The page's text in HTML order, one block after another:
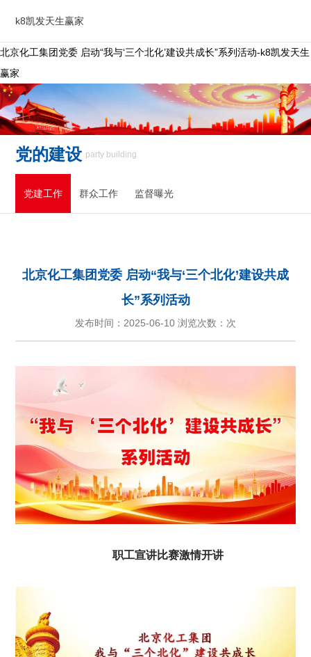
北京化工集团党委 启动“我与‘三个北化’建设共成长”系列活动-k8凯发天生
赢家
k8凯发天生赢家
党的建设 party building
党建工作 群众工作 监督曝光
北京化工集团党委 启动“我与‘三个北化’建设共成
长”系列活动
发布时间：2025-06-10 浏览次数：次
职工宣讲比赛激情开讲